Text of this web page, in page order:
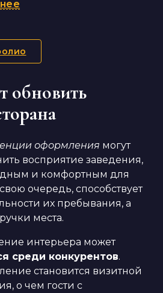
обновить
оформления могут
восприятие заведения,
и комфортным для
очередь, способствует
их пребывания, а
места.
интерьера может
среди конкурентов.
становится визитной
о чем гости с